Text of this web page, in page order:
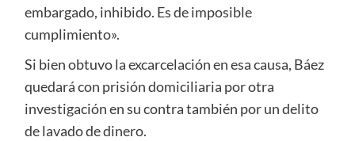
embargado, inhibido. Es de imposible
cumplimiento».
Si bien obtuvo la excarcelación en esa causa, Báez
quedará con prisión domiciliaria por otra
investigación en su contra también por un delito
de lavado de dinero.